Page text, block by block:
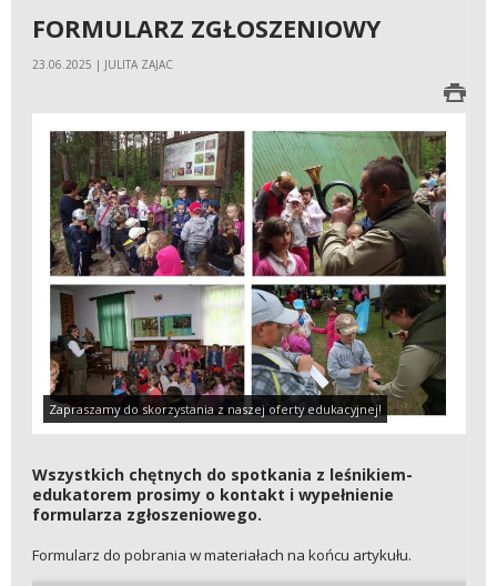
FORMULARZ ZGŁOSZENIOWY
23.06.2025 | JULITA ZAJAC
Zapraszamy do skorzystania z naszej oferty edukacyjnej!
Wszystkich chętnych do spotkania z leśnikiem-
edukatorem prosimy o kontakt i wypełnienie
formularza zgłoszeniowego.
Formularz do pobrania w materiałach na końcu artykułu.